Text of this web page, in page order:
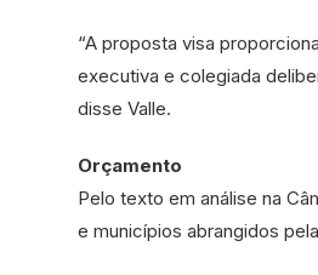
“A proposta visa
executiva e colegiada
disse Valle.
Orçamento
Pelo texto em análise na
e municípios abrangidos